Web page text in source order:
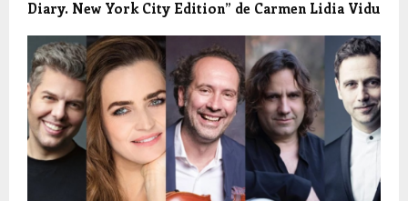
Diary. New York City Edition” de Carmen Lidia Vidu